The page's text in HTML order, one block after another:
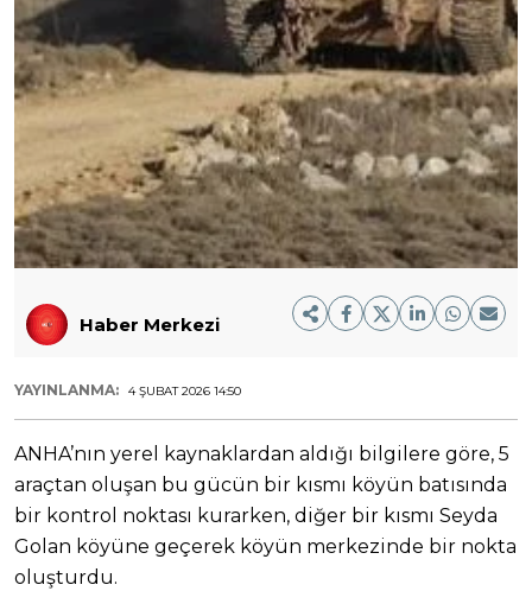
Haber Merkezi
YAYINLANMA: 4 ŞUBAT 2026 14:50
ANHA’nın yerel kaynaklardan aldığı bilgilere göre, 5
araçtan oluşan bu gücün bir kısmı köyün batısında
bir kontrol noktası kurarken, diğer bir kısmı Seyda
Golan köyüne geçerek köyün merkezinde bir nokta
oluşturdu.